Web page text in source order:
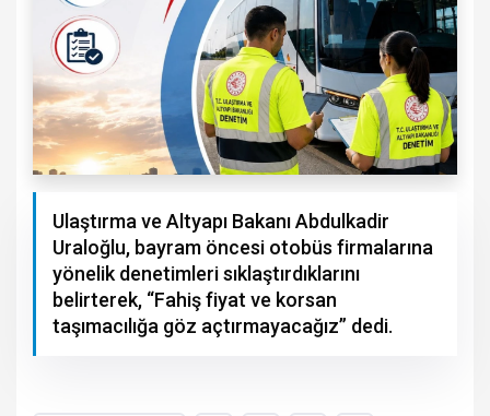
Ulaştırma ve Altyapı Bakanı Abdulkadir
Uraloğlu, bayram öncesi otobüs firmalarına
yönelik denetimleri sıklaştırdıklarını
belirterek, “Fahiş fiyat ve korsan
taşımacılığa göz açtırmayacağız” dedi.